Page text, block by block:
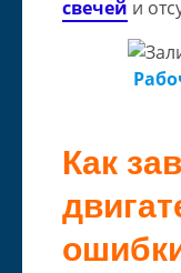
свечей и
Как